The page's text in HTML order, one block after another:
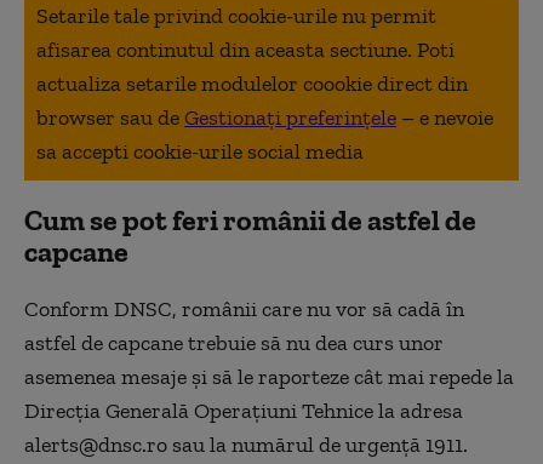
Setarile tale privind cookie-urile nu permit
afisarea continutul din aceasta sectiune. Poti
actualiza setarile modulelor coookie direct din
browser sau deGestionați preferințele – e nevoie
sa accepti cookie-urile social media
Cum se pot feri românii de astfel de
capcane
Conform DNSC, românii care nu vor să cadă în
astfel de capcane trebuie să nu dea curs unor
asemenea mesaje și să le raporteze cât mai repede la
Direcţia Generală Operaţiuni Tehnice la adresa
alerts@dnsc.ro sau la numărul de urgenţă 1911.